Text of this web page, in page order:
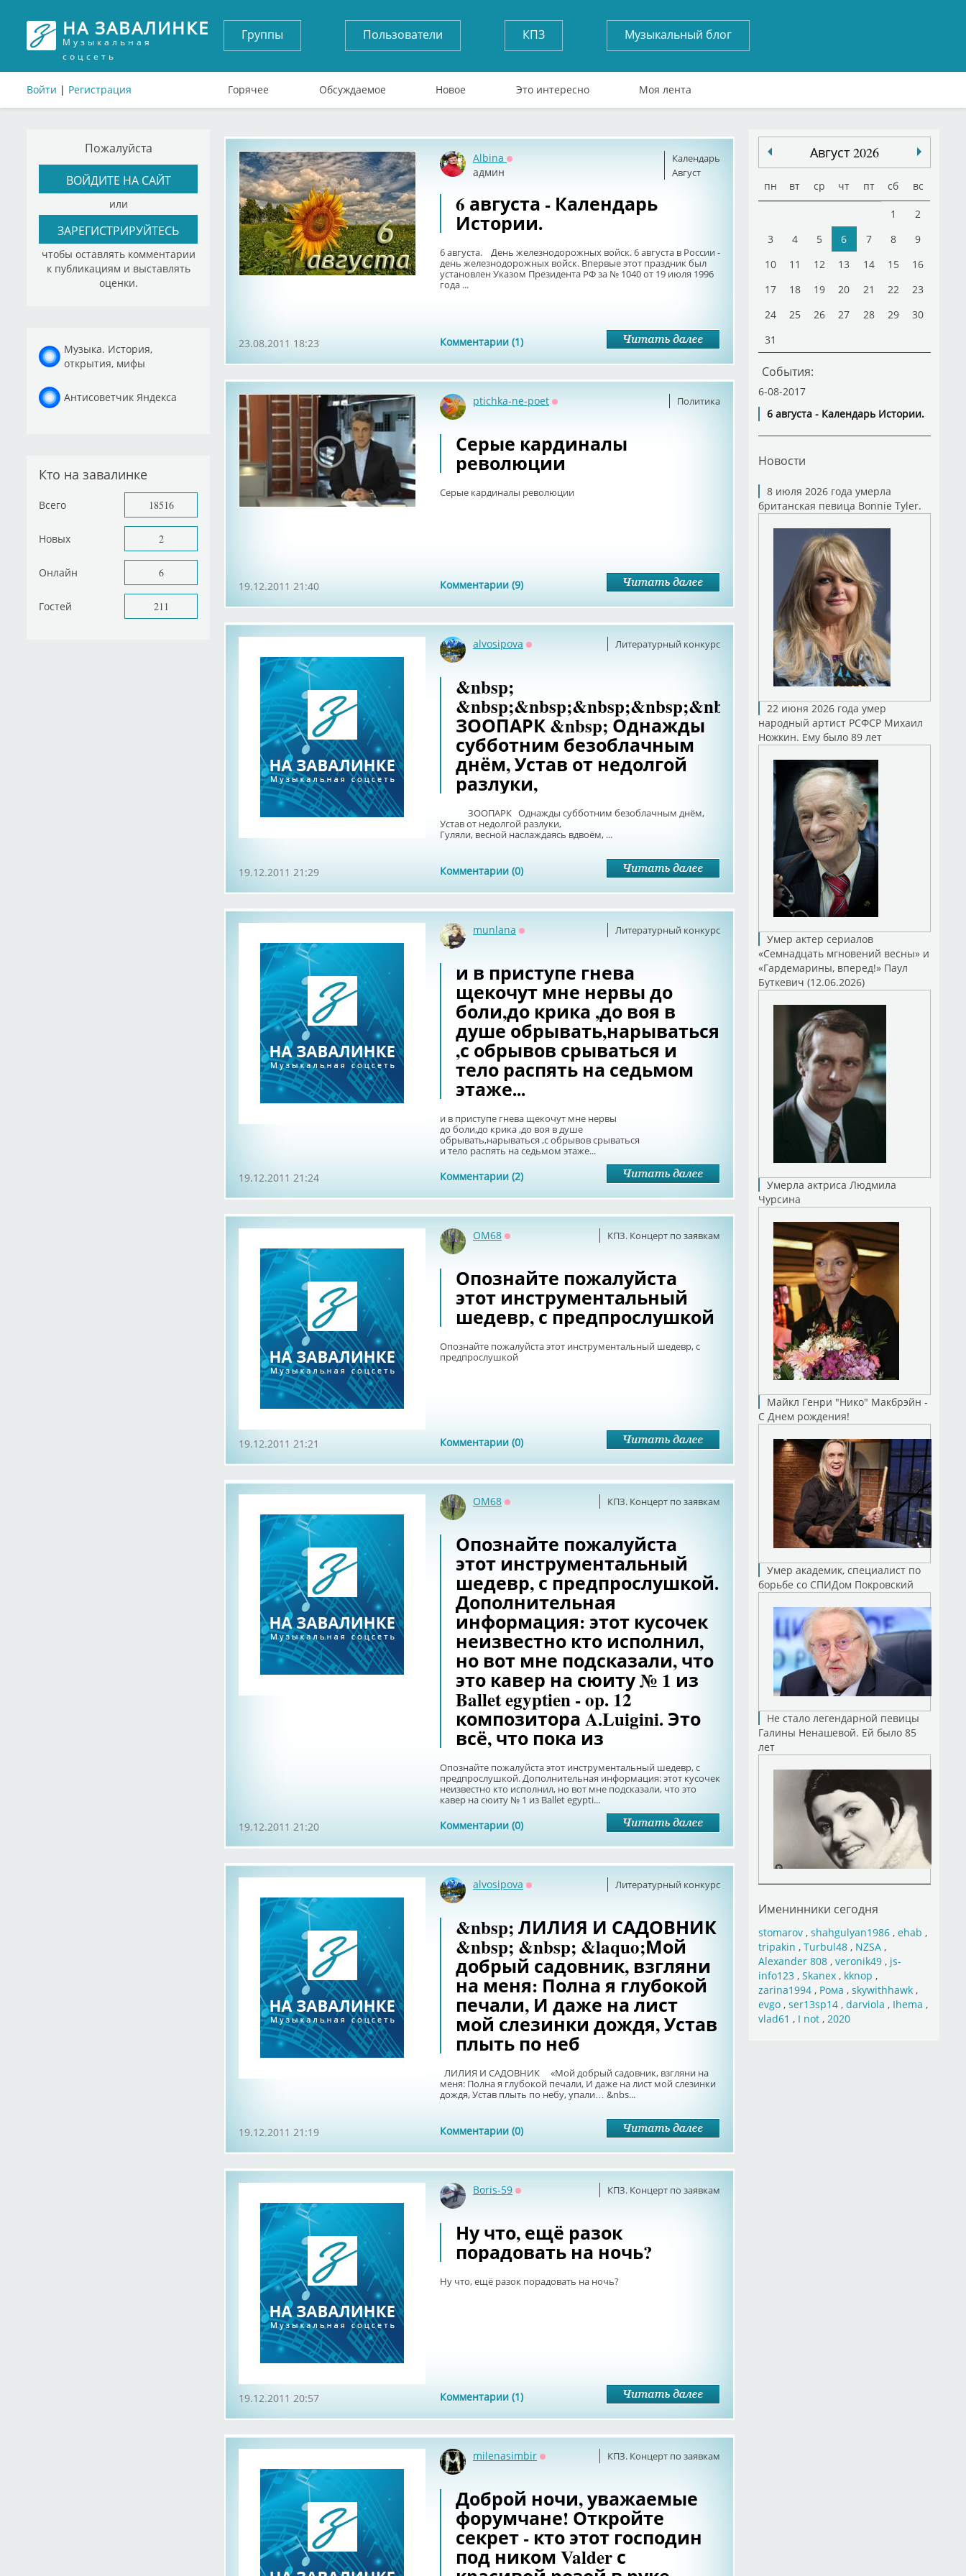
НА ЗАВАЛИНКЕ
Музыкальная
соцсеть
Войти | Регистрация
Группы Пользователи КПЗ Музыкальный блог
Горячее Обсуждаемое Новое Это интересно Моя лента
Пожалуйста
ВОЙДИТЕ НА САЙТ
или
ЗАРЕГИСТРИРУЙТЕСЬ
чтобы оставлять комментарии
к публикациям и выставлять
оценки.
Музыка. История,
открытия, мифы
Антисоветчик Яндекса
Кто на завалинке
Всего 18516
Новых 2
Онлайн 6
Гостей 211
Календарь
Август
Albina
админ
6 августа - Календарь
Истории.
6 августа. День железнодорожных войск. 6 августа в России -
день железнодорожных войск. Впервые этот праздник был
установлен Указом Президента РФ за № 1040 от 19 июля 1996
года ...
Комментарии (1)
23.08.2011 18:23
Политика
ptichka-ne-poet
Серые кардиналы
революции
Серые кардиналы революции
Комментарии (9)
19.12.2011 21:40
Литературный конкурс
alvosipova
&nbsp;
ЗООПАРК &nbsp; Однажды
субботним безоблачным
днём, Устав от недолгой
разлуки,
ЗООПАРК Однажды субботним безоблачным днём,
Устав от недолгой разлуки,
Гуляли, весной наслаждаясь вдвоём, ...
Комментарии (0)
19.12.2011 21:29
Литературный конкурс
munlana
и в приступе гнева
щекочут мне нервы до
боли,до крика ,до воя в
душе обрывать,нарываться
,с обрывов срываться и
тело распять на седьмом
этаже...
и в приступе гнева щекочут мне нервы
до боли,до крика ,до воя в душе
обрывать,нарываться ,с обрывов срываться
и тело распять на седьмом этаже...
Комментарии (2)
19.12.2011 21:24
КПЗ. Концерт по заявкам
OM68
Опознайте пожалуйста
этот инструментальный
шедевр, с предпрослушкой
Опознайте пожалуйста этот инструментальный шедевр, с
предпрослушкой
Комментарии (0)
19.12.2011 21:21
КПЗ. Концерт по заявкам
OM68
Опознайте пожалуйста
этот инструментальный
шедевр, с предпрослушкой.
Дополнительная
информация: этот кусочек
неизвестно кто исполнил,
но вот мне подсказали, что
это кавер на сюиту № 1 из
Ballet egyptien - op. 12
композитора A.Luigini. Это
всё, что пока из
Опознайте пожалуйста этот инструментальный шедевр, с
предпрослушкой. Дополнительная информация: этот кусочек
неизвестно кто исполнил, но вот мне подсказали, что это
кавер на сюиту № 1 из Ballet egypti...
Комментарии (0)
19.12.2011 21:20
Литературный конкурс
alvosipova
&nbsp; ЛИЛИЯ И САДОВНИК
&nbsp; &nbsp; &laquo;Мой
добрый садовник, взгляни
на меня: Полна я глубокой
печали, И даже на лист
мой слезинки дождя, Устав
плыть по неб
ЛИЛИЯ И САДОВНИК «Мой добрый садовник, взгляни на
меня: Полна я глубокой печали, И даже на лист мой слезинки
дождя, Устав плыть по небу, упали… &nbs...
Комментарии (0)
19.12.2011 21:19
КПЗ. Концерт по заявкам
Boris-59
Ну что, ещё разок
порадовать на ночь?
Ну что, ещё разок порадовать на ночь?
Комментарии (1)
19.12.2011 20:57
КПЗ. Концерт по заявкам
milenasimbir
Доброй ночи, уважаемые
форумчане! Откройте
секрет - кто этот господин
под ником Valder с
Август 2026
пн вт ср чт пт сб вс
1
2
3
4 5 6 7 8
9
10
11 12 13 14 15
16
17
18 19 20 21 22
23
24
25 26 27 28 29
30
31
События:
6-08-2017
6 августа - Календарь Истории.
Новости
8 июля 2026 года умерла
британская певица Bonnie Tyler.
22 июня 2026 года умер
народный артист РСФСР Михаил
Ножкин. Ему было 89 лет
Умер актер сериалов
«Семнадцать мгновений весны» и
«Гардемарины, вперед!» Паул
Буткевич (12.06.2026)
Умерла актриса Людмила
Чурсина
Майкл Генри "Нико" Макбрэйн -
С Днем рождения!
Умер академик, специалист по
борьбе со СПИДом Покровский
Не стало легендарной певицы
Галины Ненашевой. Ей было 85
лет
Именинники сегодня
stomarov, shahgulyan1986, ehab ,
tripakin , Turbul48, NZSA,
Alexander 808, veronik49, js-
info123, Skanex, kknop ,
zarina1994, Рома , skywithhawk,
evgo, ser13sp14, darviola , Ihema ,
vlad61 , I not, 2020